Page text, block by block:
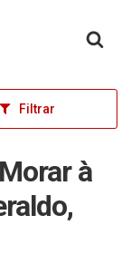
Filtrar
à